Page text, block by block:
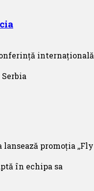
internațională
promoția